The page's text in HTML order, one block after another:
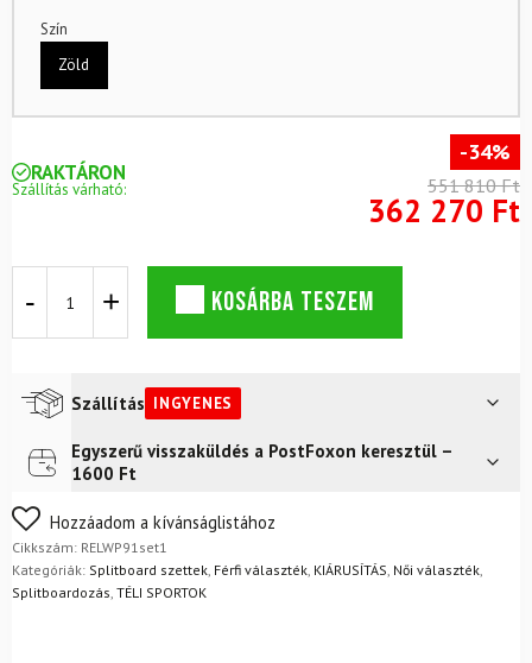
Szín
Zöld
RAKTÁRON
Szállítás várható:
-34%
551 810 Ft
362 270 Ft
After
mászó
övekkel
UNION
kötésekkel
mennyiség
KOSÁRBA TESZEM
Szállítás INGYENES
Futár a címreIngyenes
FoxPost
Egyszerű visszaküldés a PostFoxon keresztül –
1600 Ft
Nem biztos a választásában? Semmi gond – a terméket
egyszerűen visszaküldheti 14 napon belül, indoklás nélkül.
Mik a visszaküldés feltételei?
Hozzáadom a kívánságlistához
Cikkszám: RELWP91set1
Kategóriák: Splitboard szettek, Férfi választék, KIÁRUSÍTÁS, Női választék,
Splitboardozás, TÉLI SPORTOK